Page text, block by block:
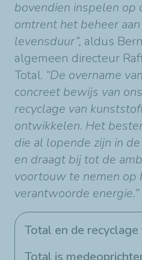
bovendien inspelen op
omtrent het beheer
levensduur”, aldus
algemeen directeur
Total. “De overname
concreet bewijs van
recyclage van
ontwikkelen. Het
die al lopende zijn in
en draagt bij tot de
voortouw te nemen op
verantwoorde energie.”
Total en de
Total is